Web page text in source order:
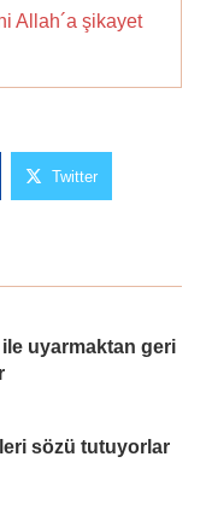
Allah´a şikayet
Twitter
uyarmaktan geri
sözü tutuyorlar